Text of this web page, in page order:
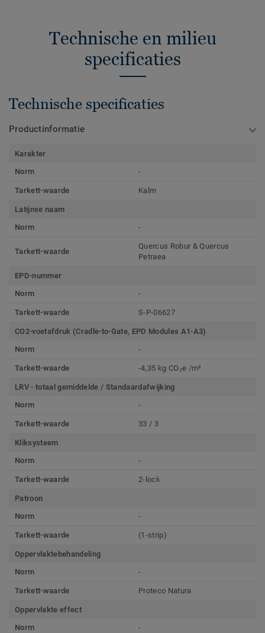
Technische en milieu
specificaties
Technische specificaties
Productinformatie
Karakter
Norm
-
Tarkett-waarde Kalm
Latijnse naam
Norm
-
Tarkett-waarde
Quercus Robur & Quercus
Petraea
EPD-nummer
Norm
-
Tarkett-waarde S-P-06627
CO2-voetafdruk (Cradle-to-Gate, EPD Modules A1-A3)
Norm
-
Tarkett-waarde -4,35 kg CO₂e /m²
LRV - totaal gemiddelde / Standaardafwijking
Norm
-
Tarkett-waarde 33 / 3
Kliksysteem
Norm
-
Tarkett-waarde 2-lock
Patroon
Norm
-
Tarkett-waarde (1-strip)
Oppervlaktebehandeling
Norm
-
Tarkett-waarde Proteco Natura
Oppervlakte effect
Norm
-